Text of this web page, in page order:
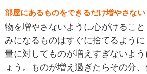
部屋にあるものをできるだけ増やさない
物を増やさないように心がけるこ
みになるものはすぐに捨てるよう
量に対してものが増えすぎないよ
ょう。ものが増え過ぎたらその分